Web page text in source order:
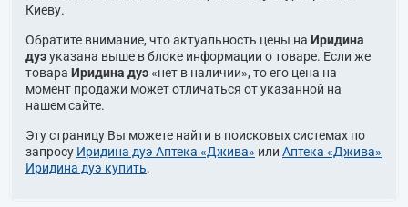
Киеву.
Обратите внимание, что актуальность цены на Иридина
дуэуказана выше в блоке информации о товаре. Если же
товара Иридина дуэ«нет в наличии», то его цена на
момент продажи может отличаться от указанной на
нашем сайте.
Эту страницу Вы можете найти в поисковых системах по
запросу Иридина дуэ Аптека «Джива» или Аптека «Джива»
Иридина дуэ купить.